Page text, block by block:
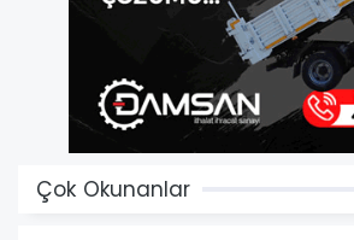
Çok Okunanlar